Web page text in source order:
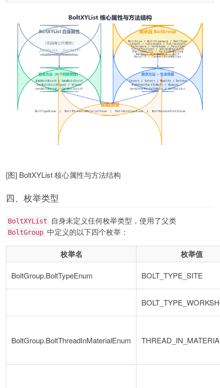
[图] BoltXYList 核心属性与方法结构
四、枚举类型
BoltXYList 自身未定义任何枚举类型，使用了父类
BoltGroup 中定义的以下四个枚举：
枚举名 枚举值
BoltGroup.BoltTypeEnum BOLT_TYPE_SITE
BoltGroup.BoltThreadInMaterialEnum